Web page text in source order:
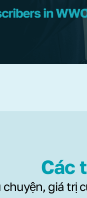
Các
giá trị